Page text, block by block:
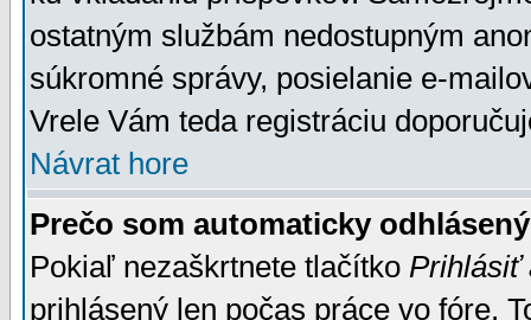
ostatným službám nedostupným
súkromné správy, posielanie e-
Vrele Vám teda registráciu
Návrat hore
Prečo som automaticky
Pokiaľ nezaškrtnete tlačítko Prihlásiť
prihlásený len počas práce vo fóre.